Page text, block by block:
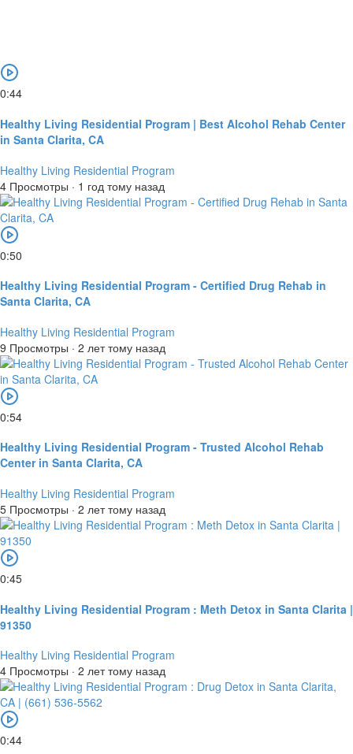
0:44
Healthy Living Residential Program | Best Alcohol Rehab Center
in Santa Clarita, CA
Healthy Living Residential Program
4 Просмотры · 1 год тому назад
0:50
Healthy Living Residential Program - Certified Drug Rehab in
Santa Clarita, CA
Healthy Living Residential Program
9 Просмотры · 2 лет тому назад
0:54
Healthy Living Residential Program - Trusted Alcohol Rehab
Center in Santa Clarita, CA
Healthy Living Residential Program
5 Просмотры · 2 лет тому назад
0:45
Healthy Living Residential Program : Meth Detox in Santa Clarita |
91350
Healthy Living Residential Program
4 Просмотры · 2 лет тому назад
0:44